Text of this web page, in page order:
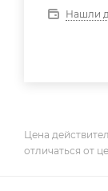
Нашли
Цена
отличаться от